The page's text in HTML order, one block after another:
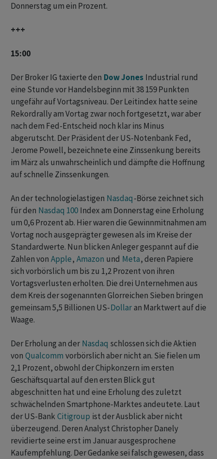
Donnerstag um ein Prozent.
+++
15:00
Der Broker IG taxierte den Dow Jones Industrial rund
eine Stunde vor Handelsbeginn mit 38 159 Punkten
ungefähr auf Vortagsniveau. Der Leitindex hatte seine
Rekordrally am Vortag zwar noch fortgesetzt, war aber
nach dem Fed-Entscheid noch klar ins Minus
abgerutscht. Der Präsident der US-Notenbank Fed,
Jerome Powell, bezeichnete eine Zinssenkung bereits
im März als unwahrscheinlich und dämpfte die Hoffnung
auf schnelle Zinssenkungen.
An der technologielastigen Nasdaq-Börse zeichnet sich
für den Nasdaq 100 Index am Donnerstag eine Erholung
um 0,6 Prozent ab. Hier waren die Gewinnmitnahmen am
Vortag noch ausgeprägter gewesen als im Kreise der
Standardwerte. Nun blicken Anleger gespannt auf die
Zahlen von Apple, Amazon und Meta, deren Papiere
sich vorbörslich um bis zu 1,2 Prozent von ihren
Vortagsverlusten erholten. Die drei Unternehmen aus
dem Kreis der sogenannten Glorreichen Sieben bringen
gemeinsam 5,5 Billionen US-Dollaran Marktwert auf die
Waage.
Der Erholung an der Nasdaq schlossen sich die Aktien
von Qualcomm vorbörslich aber nicht an. Sie fielen um
2,1 Prozent, obwohl der Chipkonzern im ersten
Geschäftsquartal auf den ersten Blick gut
abgeschnitten hat und eine Erholung des zuletzt
schwächelnden Smartphone-Marktes andeutete. Laut
der US-BankCitigroup ist der Ausblick aber nicht
überzeugend. Deren Analyst Christopher Danely
revidierte seine erst im Januar ausgesprochene
Kaufempfehlung. Der Gedanke sei falsch gewesen, dass